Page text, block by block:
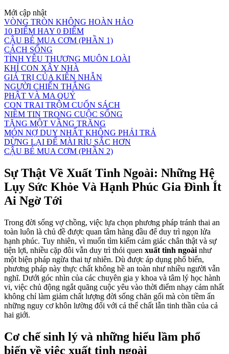
Mới cập nhật
VÒNG TRÒN KHÔNG HOÀN HẢO
10 ĐIỂM HAY 0 ĐIỂM
CẬU BÉ MUA CƠM (PHẦN 1)
CÁCH SỐNG
TÌNH YÊU THƯƠNG MUÔN LOÀI
KHỈ CON XÂY NHÀ
GIÁ TRỊ CỦA KIÊN NHẪN
NGƯỜI CHIẾN THẮNG
PHẬT VÀ MA QUỶ
CON TRAI TRỘM CUỐN SÁCH
NIỀM TIN TRONG CUỘC SỐNG
TẶNG MỘT VẦNG TRĂNG
MÓN NỢ DUY NHẤT KHÔNG PHẢI TRẢ
DỪNG LẠI ĐỂ MÀI RÌU SẮC HƠN
CẬU BÉ MUA CƠM (PHẦN 2)
Sự Thật Về Xuất Tinh Ngoài: Những Hệ
Lụy Sức Khỏe Và Hạnh Phúc Gia Đình Ít
Ai Ngờ Tới
Trong đời sống vợ chồng, việc lựa chọn phương pháp tránh thai an
toàn luôn là chủ đề được quan tâm hàng đầu để duy trì ngọn lửa
hạnh phúc. Tuy nhiên, vì muốn tìm kiếm cảm giác chân thật và sự
tiện lợi, nhiều cặp đôi vẫn duy trì thói quen xuất tinh ngoài như
một biện pháp ngừa thai tự nhiên. Dù được áp dụng phổ biến,
phương pháp này thực chất không hề an toàn như nhiều người vẫn
nghĩ. Dưới góc nhìn của các chuyên gia y khoa và tâm lý học hành
vi, việc chủ động ngắt quãng cuộc yêu vào thời điểm nhạy cảm nhất
không chỉ làm giảm chất lượng đời sống chăn gối mà còn tiềm ẩn
những nguy cơ khôn lường đối với cả thể chất lẫn tinh thần của cả
hai giới.
Cơ chế sinh lý và những hiểu lầm phổ
biến về việc xuất tinh ngoài